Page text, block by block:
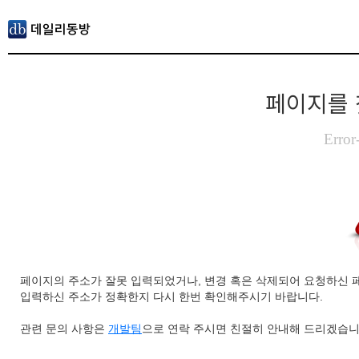
페이지를
페이지의 주소가 잘못 입력되었거나, 변경 혹은 삭제되어 요청하신
입력하신 주소가 정확한지 다시 한번 확인해주시기 바랍니다.
관련 문의 사항은 개발팀 으로 연락 주시면 친절히 안내해 드리겠습